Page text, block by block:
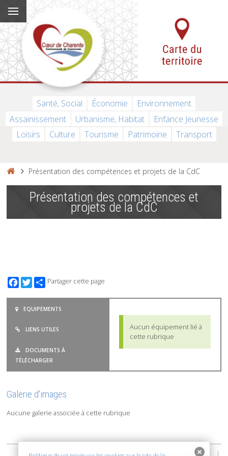
Santé, Social Économie
Environnement
Assainissement
Urbanisme, Habitat
Enfance Jeunesse
Loisirs
Culture Tourisme Patrimoine Transport
Présentation des compétences et projets de la CdC
Présentation des compétences et
projets de la CdC
Facebook
TwitterPartager cette page
EQUIPEMENTS
LIENS UTILES
DOCUMENTS À
TÉLÉCHARGER
Aucun équipement lié à
cette rubrique
Galerie d'images
Aucune galerie associée à cette rubrique